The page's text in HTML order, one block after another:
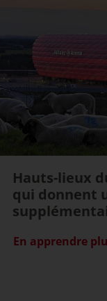
Hauts-lieux
qui donnent
En apprendre